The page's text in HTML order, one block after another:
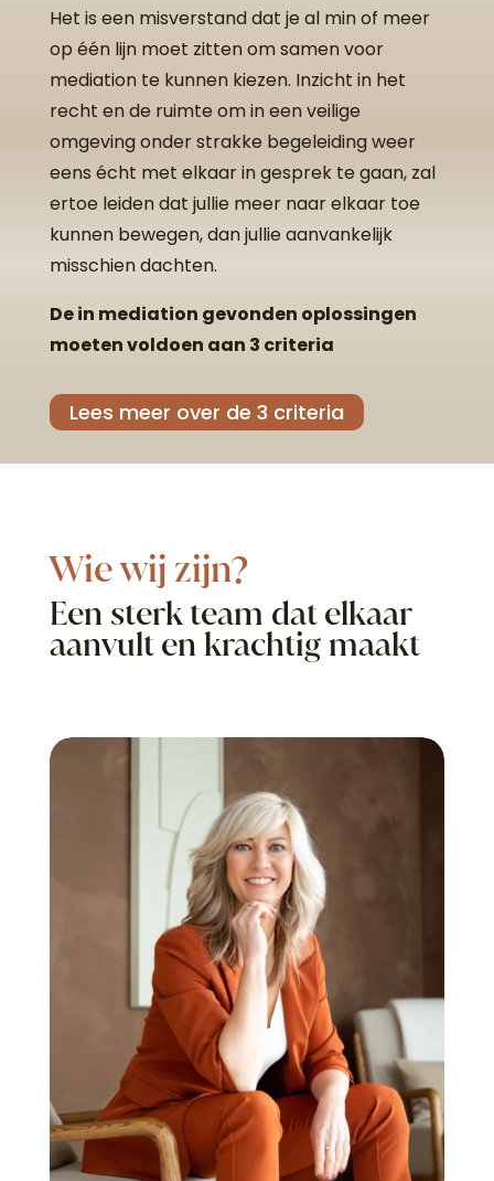
Het is een misverstand dat je al min of meer
op één lijn moet zitten om samen voor
mediation te kunnen kiezen. Inzicht in het
recht en de ruimte om in een veilige
omgeving onder strakke begeleiding weer
eens écht met elkaar in gesprek te gaan, zal
ertoe leiden dat jullie meer naar elkaar toe
kunnen bewegen, dan jullie aanvankelijk
misschien dachten.
De in mediation gevonden oplossingen
moeten voldoen aan 3 criteria
Lees meer over de 3 criteria
Wie wij zijn?
Een sterk team dat elkaar
aanvult en krachtig maakt